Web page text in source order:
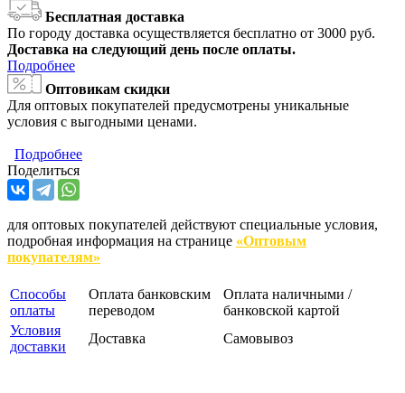
Бесплатная доставка
По городу доставка осуществляется бесплатно от 3000 руб.
Доставка на следующий день после оплаты.
Подробнее
Оптовикам скидки
Для оптовых покупателей предусмотрены уникальные
условия с выгодными ценами.
Подробнее
Поделиться
для оптовых покупателей действуют специальные условия,
подробная информация на странице «Оптовым
покупателям»
Способы
оплаты
Оплата банковским
переводом
Оплата наличными /
банковской картой
Условия
доставки
Доставка Самовывоз